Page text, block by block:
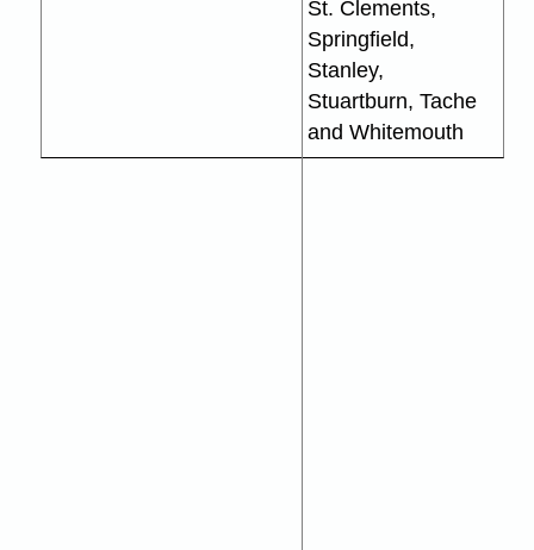
St. Clements,
Springfield,
Stanley,
Stuartburn, Tache
and Whitemouth